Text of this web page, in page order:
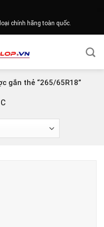
chính hãng toàn quốc.
gắn thẻ “265/65R18”